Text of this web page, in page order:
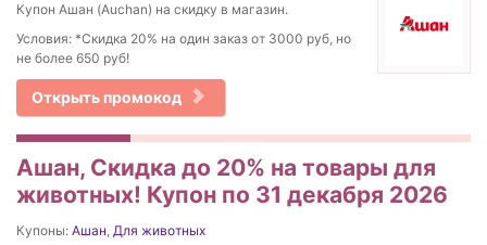
Купон Ашан (Auchan) на скидку в магазин.
Условия: *Скидка 20% на один заказ от 3000 руб, но
не более 650 руб!
Открыть промокод
Ашан, Скидка до 20% на товары для
животных! Купон по 31 декабря 2026
Купоны: Ашан, Для животных